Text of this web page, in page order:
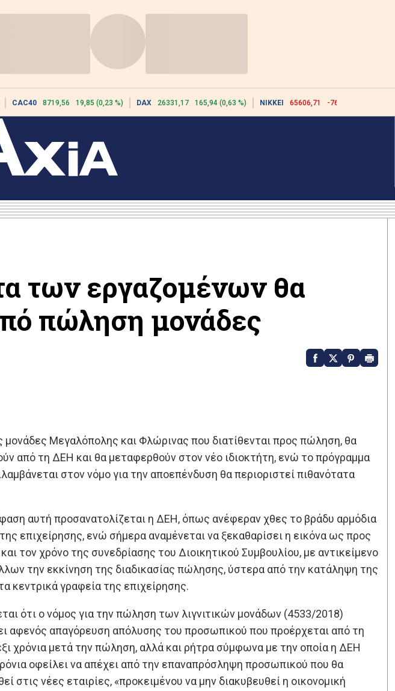
CAC40 8719,56 19,85 (0,23 %) DAX 26331,17 165,94 (0,63 %) NIKKEI 65606,71 -76,55 (-0,12 %)
των εργαζομένων θα
πώληση μονάδες
μονάδες Μεγαλόπολης και Φλώρινας που διατίθενται προς πώληση, θα
από τη ΔΕΗ και θα μεταφερθούν στον νέο ιδιοκτήτη, ενώ το πρόγραμμα
στον νόμο για την αποεπένδυση θα περιοριστεί πιθανότατα
αυτή προσανατολίζεται η ΔΕΗ, όπως ανέφεραν χθες το βράδυ αρμόδια
επιχείρησης, ενώ σήμερα αναμένεται να ξεκαθαρίσει η εικόνα ως προς
τον χρόνο της συνεδρίασης του Διοικητικού Συμβουλίου, με αντικείμενο
την εκκίνηση της διαδικασίας πώλησης, ύστερα από την κατάληψη της
κεντρικά γραφεία της επιχείρησης.
ότι ο νόμος για την πώληση των λιγνιτικών μονάδων (4533/2018)
αφενός απαγόρευση απόλυσης του προσωπικού που προέρχεται από τη
χρόνια μετά την πώληση, αλλά και ρήτρα σύμφωνα με την οποία η ΔΕΗ
οφείλει να απέχει από την επαναπρόσληψη προσωπικού που θα
στις νέες εταιρίες, «προκειμένου να μην διακυβευθεί η οικονομική